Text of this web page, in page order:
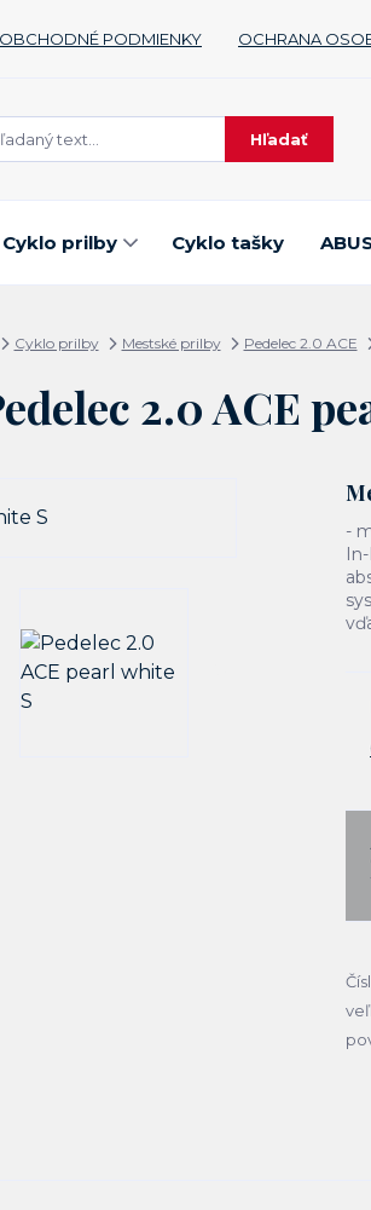
OBCHODNÉ PODMIENKY OCHRANA
Hľadať
Cyklo prilby Cyklo tašky
Cyklo prilby Mestské prilby Pedelec 2.0 ACE
2.0 ACE
-